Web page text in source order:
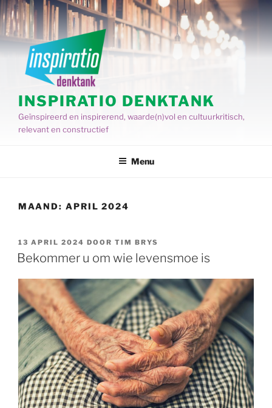
Spring
naar
de
inhoud
INSPIRATIO DENKTANK
Geïnspireerd en inspirerend, waarde(n)vol en cultuurkritisch,
relevant en constructief
Menu
MAAND: APRIL 2024
GEPLAATST
OP
13 APRIL 2024 DOOR TIM BRYS
Bekommer u om wie levensmoe is